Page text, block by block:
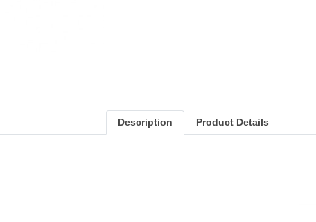
Description Product Details